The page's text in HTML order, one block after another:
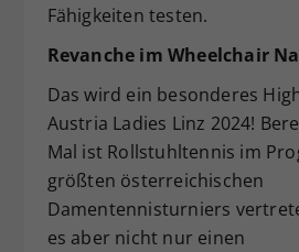
Fähigkeiten testen.
Revanche im Wheelchair
Das wird ein besonderes
Austria Ladies Linz 2024!
Mal ist Rollstuhltennis im
größten österreichischen
Damentennisturniers
es aber nicht nur einen